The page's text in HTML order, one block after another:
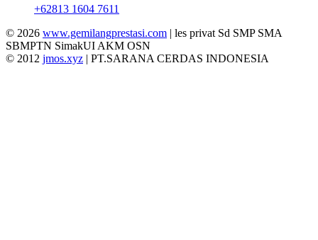
+62813 1604 7611
© 2026 www.gemilangprestasi.com | les privat Sd SMP SMA
SBMPTN SimakUI AKM OSN
© 2012 jmos.xyz | PT.SARANA CERDAS INDONESIA